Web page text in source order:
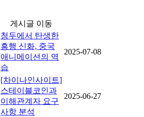
게시글 이동
청두에서 탄생한
흥행 신화, 중국
애니메이션의 역
습
2025-07-08
[차이나인사이트]
스테이블코인과
이해관계자 요구
사항 분석
2025-06-27